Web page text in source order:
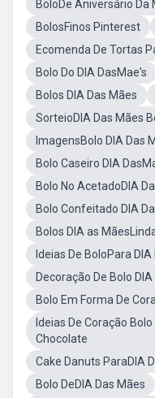
BoloDe Aniversário Da
BolosFinos Pinterest
Ecomenda De Tortas
Bolo Do DIA DasMae's
Bolos DIA Das Mães
SorteioDIA Das Mães
ImagensBolo DIA Das
Bolo Caseiro DIA
Bolo No AcetadoDIA
Bolo Confeitado DIA
Bolos DIA as
Ideias De BoloPara
Decoração De Bolo
Bolo Em Forma De
Ideias De Coração
Chocolate
Cake Danuts ParaDIA
Bolo DeDIA Das Mães